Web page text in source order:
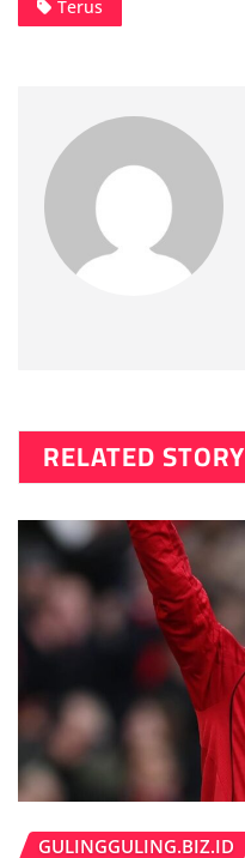
Terus
RELATED STORY
GULINGGULING.BIZ.ID